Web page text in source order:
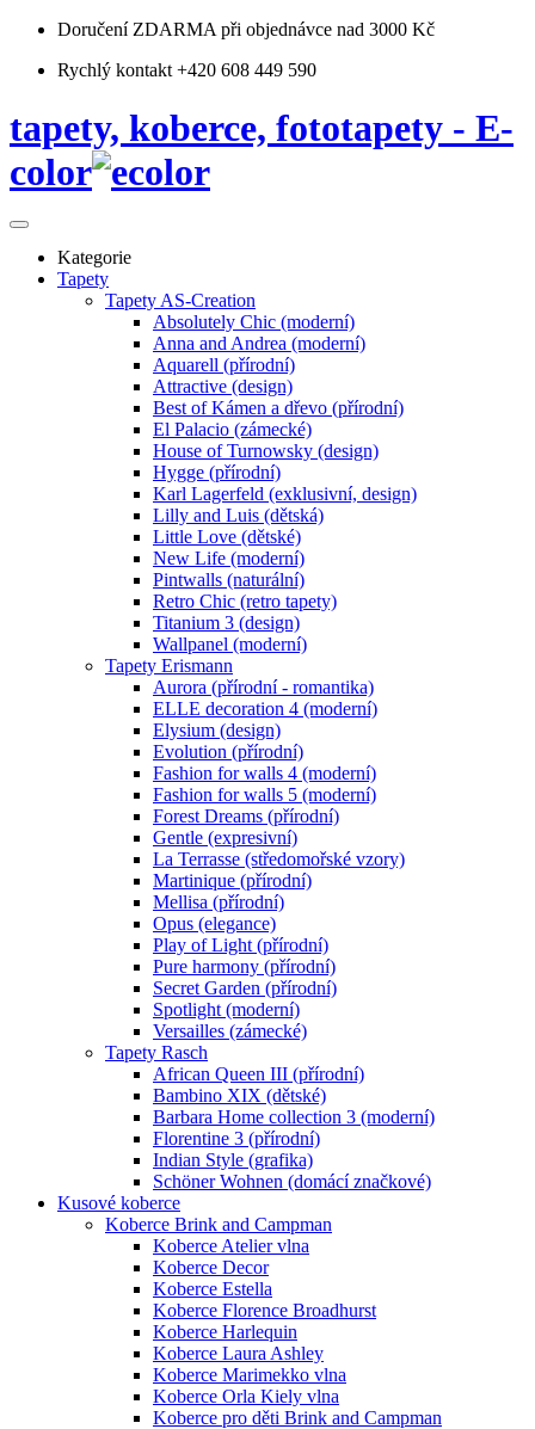
Doručení ZDARMA při objednávce nad 3000 Kč
Rychlý kontakt +420 608 449 590
tapety, koberce, fototapety - E-
color
Kategorie
Tapety
Tapety AS-Creation
Absolutely Chic (moderní)
Anna and Andrea (moderní)
Aquarell (přírodní)
Attractive (design)
Best of Kámen a dřevo (přírodní)
El Palacio (zámecké)
House of Turnowsky (design)
Hygge (přírodní)
Karl Lagerfeld (exklusivní, design)
Lilly and Luis (dětská)
Little Love (dětské)
New Life (moderní)
Pintwalls (naturální)
Retro Chic (retro tapety)
Titanium 3 (design)
Wallpanel (moderní)
Tapety Erismann
Aurora (přírodní - romantika)
ELLE decoration 4 (moderní)
Elysium (design)
Evolution (přírodní)
Fashion for walls 4 (moderní)
Fashion for walls 5 (moderní)
Forest Dreams (přírodní)
Gentle (expresivní)
La Terrasse (středomořské vzory)
Martinique (přírodní)
Mellisa (přírodní)
Opus (elegance)
Play of Light (přírodní)
Pure harmony (přírodní)
Secret Garden (přírodní)
Spotlight (moderní)
Versailles (zámecké)
Tapety Rasch
African Queen III (přírodní)
Bambino XIX (dětské)
Barbara Home collection 3 (moderní)
Florentine 3 (přírodní)
Indian Style (grafika)
Schöner Wohnen (domácí značkové)
Kusové koberce
Koberce Brink and Campman
Koberce Atelier vlna
Koberce Decor
Koberce Estella
Koberce Florence Broadhurst
Koberce Harlequin
Koberce Laura Ashley
Koberce Marimekko vlna
Koberce Orla Kiely vlna
Koberce pro děti Brink and Campman